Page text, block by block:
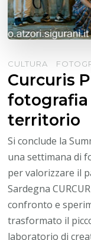
CULTURA
Curcuris
fotografia
territorio
Si conclude la
una settimana di
per valorizzare il
Sardegna
confronto e
trasformato il
laboratorio di